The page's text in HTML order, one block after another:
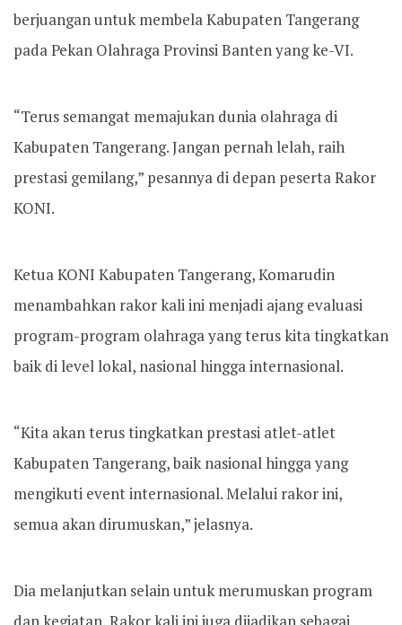
berjuangan untuk membela Kabupaten Tangerang
pada Pekan Olahraga Provinsi Banten yang ke-VI.
“Terus semangat memajukan dunia olahraga di
Kabupaten Tangerang. Jangan pernah lelah, raih
prestasi gemilang,” pesannya di depan peserta Rakor
KONI.
Ketua KONI Kabupaten Tangerang, Komarudin
menambahkan rakor kali ini menjadi ajang evaluasi
program-program olahraga yang terus kita tingkatkan
baik di level lokal, nasional hingga internasional.
“Kita akan terus tingkatkan prestasi atlet-atlet
Kabupaten Tangerang, baik nasional hingga yang
mengikuti event internasional. Melalui rakor ini,
semua akan dirumuskan,” jelasnya.
Dia melanjutkan selain untuk merumuskan program